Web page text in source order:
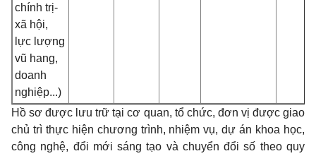
chính trị-
xã hội,
lực lượng
vũ hang,
doanh
nghiệp...)
Hồ sơ được lưu trữ tại cơ quan, tổ chức, đơn vị được giao
chủ trì thực hiện chương trình, nhiệm vụ, dự án khoa học,
công nghệ, đổi mới sáng tạo và chuyển đổi số theo quy